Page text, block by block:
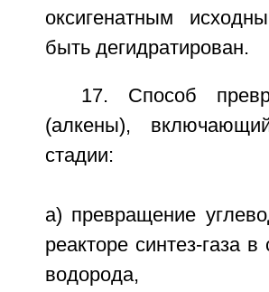
оксигенатным
быть дегидратирован.
17. Способ
(алкены),
стадии:
а) превращение
реакторе синтез-газа
водорода,